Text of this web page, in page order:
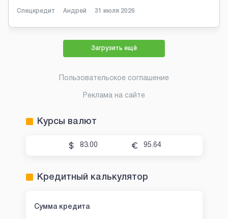
Спецкредит Андрей 31 июля 2026
Загрузить ещё
Пользовательское соглашение
Реклама на сайте
Курсы валют
83.00 95.64
Кредитный калькулятор
Сумма кредита